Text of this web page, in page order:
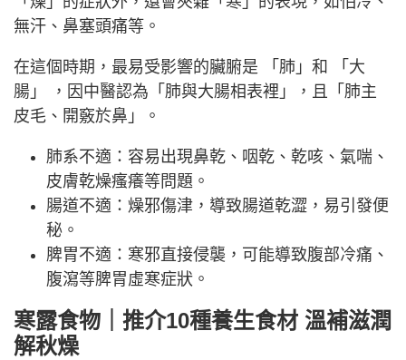
無汗、鼻塞頭痛等。
在這個時期，最易受影響的臟腑是 「肺」和 「大
腸」 ，因中醫認為「肺與大腸相表裡」，且「肺主
皮毛、開竅於鼻」。
肺系不適：容易出現鼻乾、咽乾、乾咳、氣喘、
皮膚乾燥瘙癢等問題。
腸道不適：燥邪傷津，導致腸道乾澀，易引發便
秘。
脾胃不適：寒邪直接侵襲，可能導致腹部冷痛、
腹瀉等脾胃虛寒症狀。
寒露食物｜推介10種養生食材 溫補滋潤
解秋燥